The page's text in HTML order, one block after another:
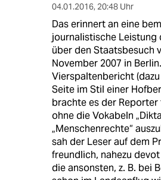
04.01.2016, 20:48 Uhr
Das erinnert an eine
journalistische Leistung
über den Staatsbesuch
November 2007 in
Vierspaltenbericht
Seite im Stil einer
brachte es der
ohne die Vokabeln
„Menschenrechte“
sah der Leser auf dem
freundlich, nahezu
die ansonsten, z. B. bei